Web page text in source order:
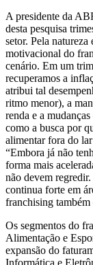
A presidente da
desta pesquisa
setor. Pela natureza
motivacional do
cenário. Em um
recuperamos a
atribui tal
ritmo menor), a
renda e a
como a busca por
alimentar fora do
“Embora já não
forma mais
não devem
continua forte em
franchising também
Os segmentos do
Alimentação e
expansão do